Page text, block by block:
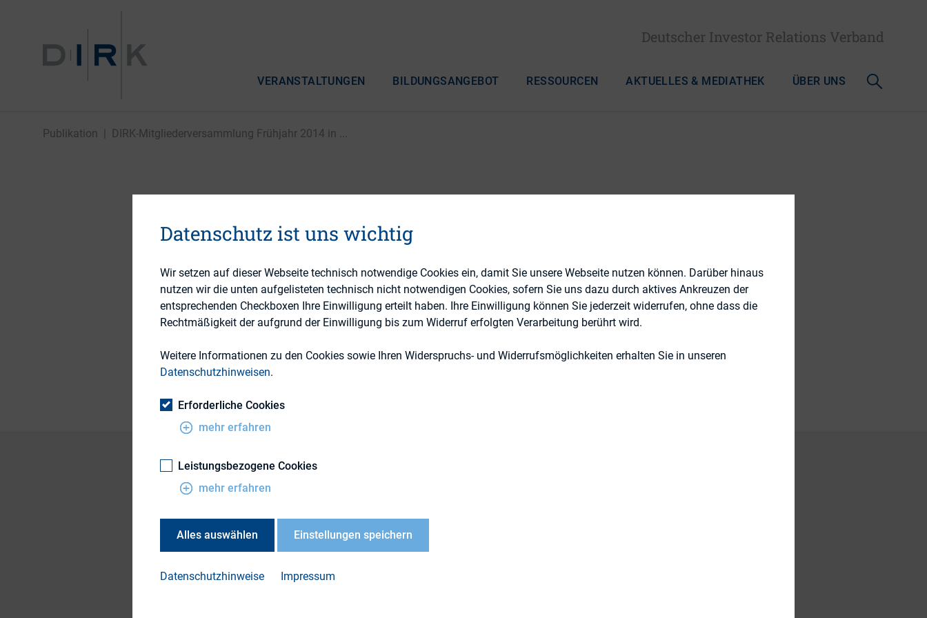
Deutscher Investor Relations Verband
VERANSTALTUNGEN BILDUNGSANGEBOT RESSOURCEN AKTUELLES & MEDIATHEK ÜBER UNS
Publikation DIRK-Mitgliederversammlung Frühjahr 2014 in ...
DIRK-Mitgliederversammlung Frühjahr
2014 in Salzburg
12. März 2014
Publikationsform DIRK-Publikationen
DIRK-
Mitgliederversammlung
Datenschutz ist uns wichtig
Wir setzen auf dieser Webseite technisch notwendige Cookies ein, damit Sie unsere Webseite nutzen können. Darüber hinaus
nutzen wir die unten aufgelisteten technisch nicht notwendigen Cookies, sofern Sie uns dazu durch aktives Ankreuzen der
entsprechenden Checkboxen Ihre Einwilligung erteilt haben. Ihre Einwilligung können Sie jederzeit widerrufen, ohne dass die
Rechtmäßigkeit der aufgrund der Einwilligung bis zum Widerruf erfolgten Verarbeitung berührt wird.
Weitere Informationen zu den Cookies sowie Ihren Widerspruchs- und Widerrufsmöglichkeiten erhalten Sie in unseren
Datenschutzhinweisen.
Erforderliche Cookies
mehr erfahren
Leistungsbezogene Cookies
mehr erfahren
Alles auswählen Einstellungen speichern
Datenschutzhinweise Impressum